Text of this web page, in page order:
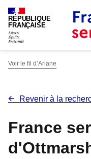
RÉPUBLIQUE
FRANÇAISE
Voir le fil d’Ariane
Revenir à la
France